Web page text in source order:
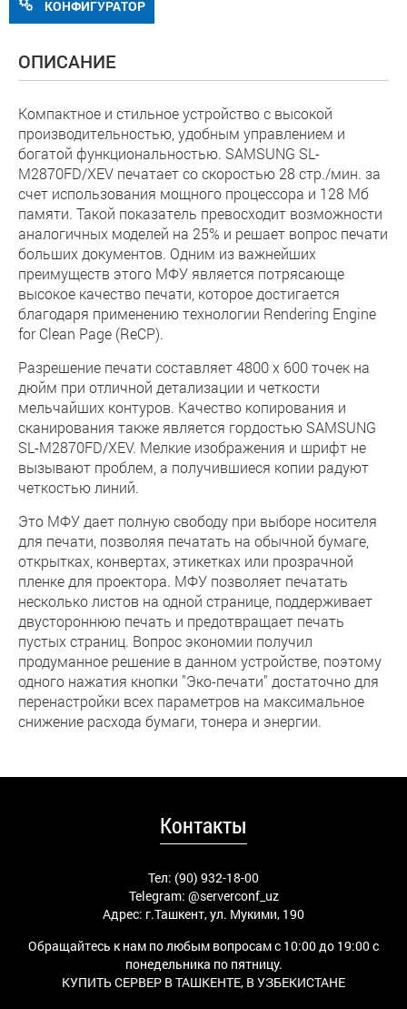
КОНФИГУРАТОР
ОПИСАНИЕ
Компактное и стильное устройство с высокой
производительностью, удобным управлением и
богатой функциональностью. SAMSUNG SL-
M2870FD/XEV печатает со скоростью 28 стр./мин. за
счет использования мощного процессора и 128 Мб
памяти. Такой показатель превосходит возможности
аналогичных моделей на 25% и решает вопрос печати
больших документов. Одним из важнейших
преимуществ этого МФУ является потрясающе
высокое качество печати, которое достигается
благодаря применению технологии Rendering Engine
for Clean Page (ReCP).
Разрешение печати составляет 4800 х 600 точек на
дюйм при отличной детализации и четкости
мельчайших контуров. Качество копирования и
сканирования также является гордостью SAMSUNG
SL-M2870FD/XEV. Мелкие изображения и шрифт не
вызывают проблем, а получившиеся копии радуют
четкостью линий.
Это МФУ дает полную свободу при выборе носителя
для печати, позволяя печатать на обычной бумаге,
открытках, конвертах, этикетках или прозрачной
пленке для проектора. МФУ позволяет печатать
несколько листов на одной странице, поддерживает
двустороннюю печать и предотвращает печать
пустых страниц. Вопрос экономии получил
продуманное решение в данном устройстве, поэтому
одного нажатия кнопки "Эко-печати" достаточно для
перенастройки всех параметров на максимальное
снижение расхода бумаги, тонера и энергии.
Контакты
Тел: (90) 932-18-00
Telegram: @serverconf_uz
Адрес: г.Ташкент, ул. Мукими, 190
Обращайтесь к нам по любым вопросам с 10:00 до 19:00 с
понедельника по пятницу.
КУПИТЬ СЕРВЕР В ТАШКЕНТЕ, В УЗБЕКИСТАНЕ